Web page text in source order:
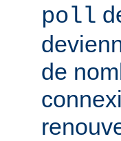
poll
de